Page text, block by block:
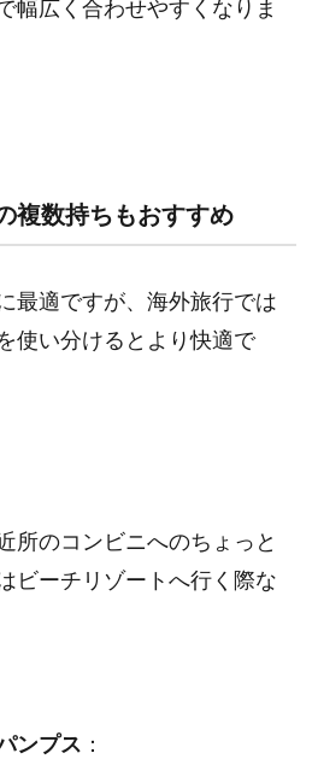
幅広く合わせやすくなりま
複数持ちもおすすめ
最適ですが、海外旅行では
使い分けるとより快適で
所のコンビニへのちょっと
ビーチリゾートへ行く際な
ンプス ：